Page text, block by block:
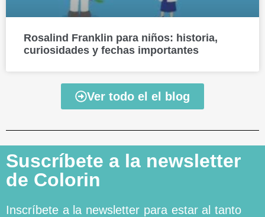
Rosalind Franklin para niños: historia,
curiosidades y fechas importantes
Ver todo el el blog
Suscríbete a la newsletter
de Colorin
Inscríbete a la newsletter para estar al tanto